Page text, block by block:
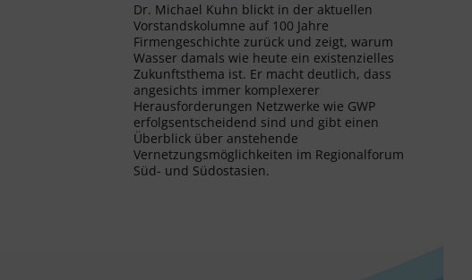
Dr. Michael Kuhn blickt in der aktuellen
Vorstandskolumne auf 100 Jahre
Firmengeschichte zurück und zeigt, warum
Wasser damals wie heute ein existenzielles
Zukunftsthema ist. Er macht deutlich, dass
angesichts immer komplexerer
Herausforderungen Netzwerke wie GWP
erfolgsentscheidend sind und gibt einen
Überblick über anstehende
Vernetzungsmöglichkeiten im Regionalforum
Süd- und Südostasien.